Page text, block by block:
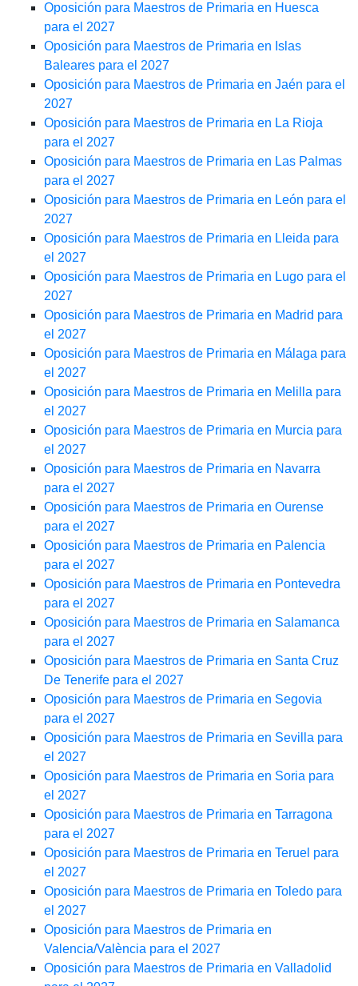
Oposición para Maestros de Primaria en Huesca
para el 2027
Oposición para Maestros de Primaria en Islas
Baleares para el 2027
Oposición para Maestros de Primaria en Jaén para el
2027
Oposición para Maestros de Primaria en La Rioja
para el 2027
Oposición para Maestros de Primaria en Las Palmas
para el 2027
Oposición para Maestros de Primaria en León para el
2027
Oposición para Maestros de Primaria en Lleida para
el 2027
Oposición para Maestros de Primaria en Lugo para el
2027
Oposición para Maestros de Primaria en Madrid para
el 2027
Oposición para Maestros de Primaria en Málaga para
el 2027
Oposición para Maestros de Primaria en Melilla para
el 2027
Oposición para Maestros de Primaria en Murcia para
el 2027
Oposición para Maestros de Primaria en Navarra
para el 2027
Oposición para Maestros de Primaria en Ourense
para el 2027
Oposición para Maestros de Primaria en Palencia
para el 2027
Oposición para Maestros de Primaria en Pontevedra
para el 2027
Oposición para Maestros de Primaria en Salamanca
para el 2027
Oposición para Maestros de Primaria en Santa Cruz
De Tenerife para el 2027
Oposición para Maestros de Primaria en Segovia
para el 2027
Oposición para Maestros de Primaria en Sevilla para
el 2027
Oposición para Maestros de Primaria en Soria para
el 2027
Oposición para Maestros de Primaria en Tarragona
para el 2027
Oposición para Maestros de Primaria en Teruel para
el 2027
Oposición para Maestros de Primaria en Toledo para
el 2027
Oposición para Maestros de Primaria en
Valencia/València para el 2027
Oposición para Maestros de Primaria en Valladolid